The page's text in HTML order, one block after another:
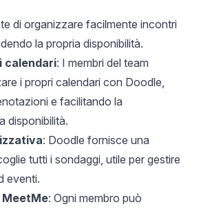
di organizzare facilmente incontri
la propria disponibilità.
calendari: I membri del team
i propri calendari con Doodle,
e facilitando la
disponibilità.
: Doodle fornisce una
tutti i sondaggi, utile per gestire
eventi.
MeetMe: Ogni membro può